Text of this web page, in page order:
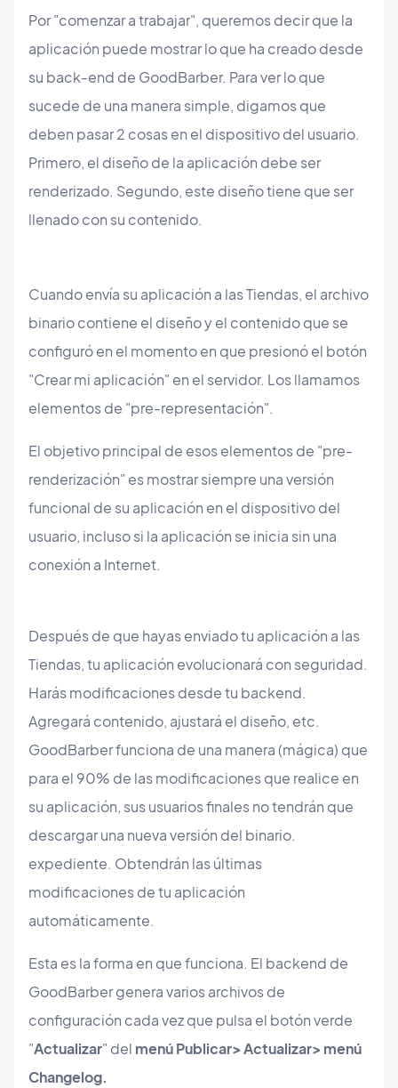
Por "comenzar a trabajar", queremos decir que la
aplicación puede mostrar lo que ha creado desde
su back-end de GoodBarber. Para ver lo que
sucede de una manera simple, digamos que
deben pasar 2 cosas en el dispositivo del usuario.
Primero, el diseño de la aplicación debe ser
renderizado. Segundo, este diseño tiene que ser
llenado con su contenido.
Cuando envía su aplicación a las Tiendas, el archivo
binario contiene el diseño y el contenido que se
configuró en el momento en que presionó el botón
"Crear mi aplicación" en el servidor. Los llamamos
elementos de "pre-representación".
El objetivo principal de esos elementos de "pre-
renderización" es mostrar siempre una versión
funcional de su aplicación en el dispositivo del
usuario, incluso si la aplicación se inicia sin una
conexión a Internet.
Después de que hayas enviado tu aplicación a las
Tiendas, tu aplicación evolucionará con seguridad.
Harás modificaciones desde tu backend.
Agregará contenido, ajustará el diseño, etc.
GoodBarber funciona de una manera (mágica) que
para el 90% de las modificaciones que realice en
su aplicación, sus usuarios finales no tendrán que
descargar una nueva versión del binario.
expediente. Obtendrán las últimas
modificaciones de tu aplicación
automáticamente.
Esta es la forma en que funciona. El backend de
GoodBarber genera varios archivos de
configuración cada vez que pulsa el botón verde
"Actualizar" del menú Publicar> Actualizar> menú
Changelog.